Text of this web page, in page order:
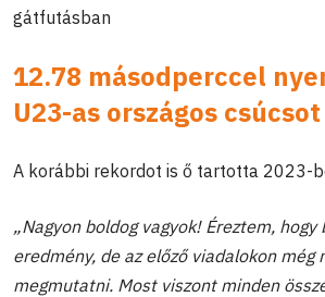
gátfutásban
12.78 másodperccel
U23-as országos
A korábbi rekordot is ő tartotta 2023-
„Nagyon boldog vagyok! Éreztem, hogy
eredmény, de az előző viadalokon még
megmutatni. Most viszont minden